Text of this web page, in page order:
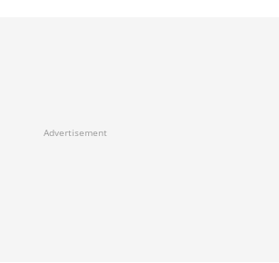
Advertisement